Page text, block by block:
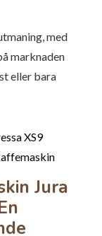
med
marknaden
eller bara
Jura